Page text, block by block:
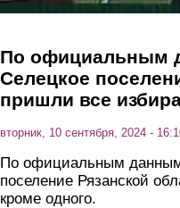
По официальным
Селецкое
пришли все
вторник, 10 сентября, 2024 -
По официальным
поселение Рязанской
кроме одного.